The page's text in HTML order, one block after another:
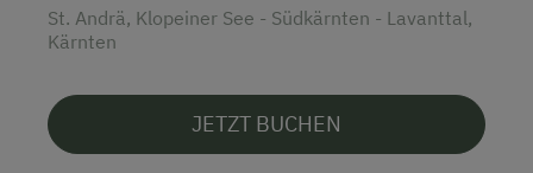
St. Andrä, Klopeiner See - Südkärnten - Lavanttal,
Kärnten
JETZT BUCHEN